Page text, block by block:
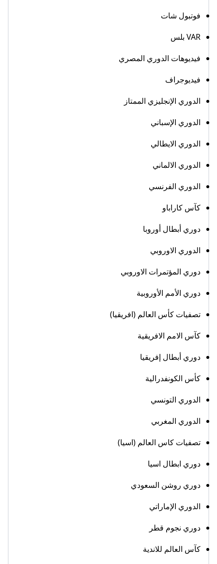
فوتبول شات
VAR بلس
فيديوهات الدوري المصري
فيديوجراف
الدوري الإنجليزي الممتاز
الدوري الإسباني
الدوري الايطالي
الدوري الالماني
الدوري الفرنسي
كآس كاراباو
دوري أبطال أوروبا
الدوري الاوروبي
دوري المؤتمرات الاوروبي
دوري الأمم الأوروبية
تصفيات كأس العالم (افريقيا)
كآس الامم الافريقية
دوري أبطال إفريقيا
كأس الكونفدرالية
الدوري التونسي
الدوري المغربي
تصفيات كاس العالم (اسيا)
دوري ابطال اسيا
دوري روشن السعودي
الدوري الإماراتي
دوري نجوم قطر
كآس العالم للاندية